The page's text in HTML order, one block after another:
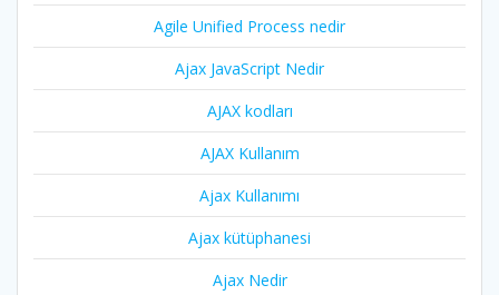
Agile Unified Process nedir
Ajax JavaScript Nedir
AJAX kodları
AJAX Kullanım
Ajax Kullanımı
Ajax kütüphanesi
Ajax Nedir